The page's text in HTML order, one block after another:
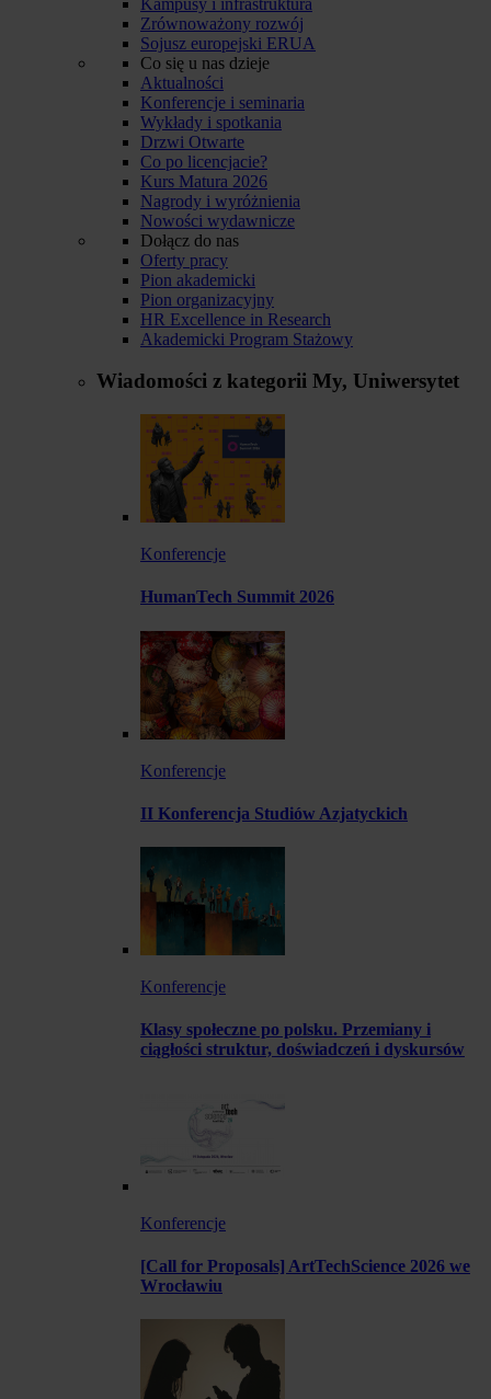
Zrównoważony rozwój
Sojusz europejski ERUA
Co się u nas dzieje
Aktualności
Konferencje i seminaria
Wykłady i spotkania
Drzwi Otwarte
Co po licencjacie?
Kurs Matura 2026
Nagrody i wyróżnienia
Nowości wydawnicze
Dołącz do nas
Oferty pracy
Pion akademicki
Pion organizacyjny
HR Excellence in Research
Akademicki Program Stażowy
Wiadomości z kategorii My, Uniwersytet
Konferencje
HumanTech Summit 2026
Konferencje
II Konferencja Studiów Azjatyckich
Konferencje
Klasy społeczne po polsku. Przemiany i
ciągłości struktur, doświadczeń i dyskursów
Konferencje
[Call for Proposals] ArtTechScience 2026 we
Wrocławiu